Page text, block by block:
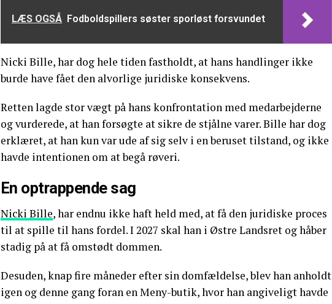
LÆS OGSÅ Fodboldspillers søster sporløst forsvundet
Nicki Bille, har dog hele tiden fastholdt, at hans handlinger ikke
burde have fået den alvorlige juridiske konsekvens.
Retten lagde stor vægt på hans konfrontation med medarbejderne
og vurderede, at han forsøgte at sikre de stjålne varer. Bille har dog
erklæret, at han kun var ude af sig selv i en beruset tilstand, og ikke
havde intentionen om at begå røveri.
En optrappende sag
Nicki Bille, har endnu ikke haft held med, at få den juridiske proces
til at spille til hans fordel. I 2027 skal han i Østre Landsret og håber
stadig på at få omstødt dommen.
Desuden, knap fire måneder efter sin domfældelse, blev han anholdt
igen og denne gang foran en Meny-butik, hvor han angiveligt havde